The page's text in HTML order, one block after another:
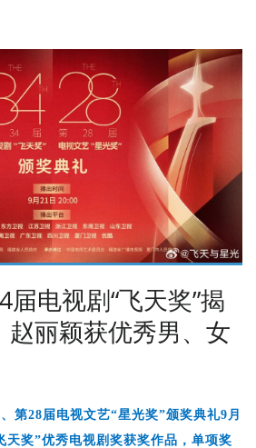
电视剧“飞天奖”揭
赵丽颖获优秀男、女
第28届电视文艺“星光奖”颁奖典礼9月
天奖”优秀电视剧奖获奖作品，单项奖